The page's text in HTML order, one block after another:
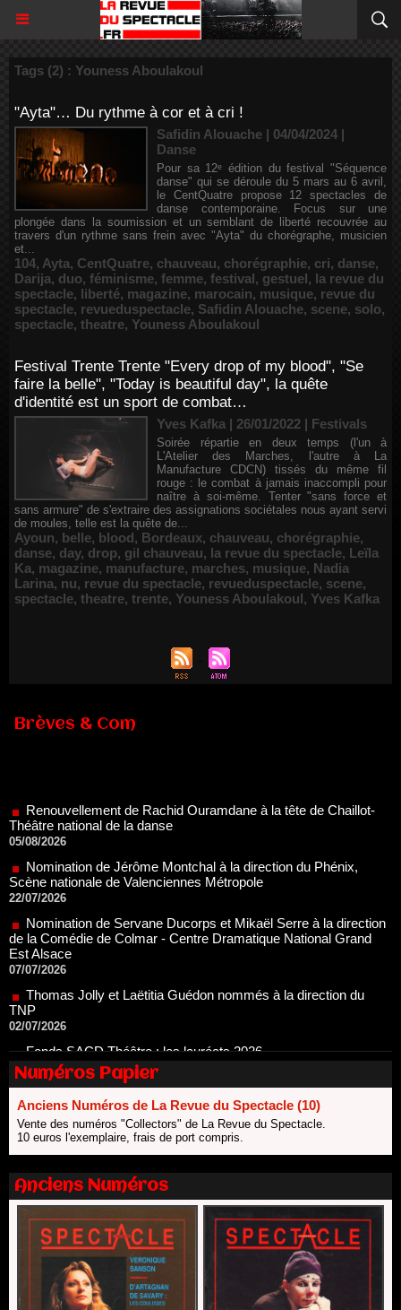
Tags (2) : Youness Aboulakoul
"Ayta"… Du rythme à cor et à cri !
Safidin Alouache | 04/04/2024 |
Danse
Pour sa 12ᵉ édition du festival "Séquence
danse" qui se déroule du 5 mars au 6 avril,
le CentQuatre propose 12 spectacles de
danse contemporaine. Focus sur une
plongée dans la soumission et un semblant de liberté recouvrée au
travers d'un rythme sans frein avec "Ayta" du chorégraphe, musicien
et...
104, Ayta, CentQuatre, chauveau, chorégraphie, cri, danse,
Darija, duo, féminisme, femme, festival, gestuel, la revue du
spectacle, liberté, magazine, marocain, musique, revue du
spectacle, revueduspectacle, Safidin Alouache, scene, solo,
spectacle, theatre, Youness Aboulakoul
Festival Trente Trente "Every drop of my blood", "Se
faire la belle", "Today is beautiful day", la quête
d'identité est un sport de combat…
Yves Kafka | 26/01/2022 | Festivals
Soirée répartie en deux temps (l'un à
L'Atelier des Marches, l'autre à La
Manufacture CDCN) tissés du même fil
rouge : le combat à jamais inaccompli pour
naître à soi-même. Tenter "sans force et
sans armure" de s'extraire des assignations sociétales nous ayant servi
de moules, telle est la quête de...
Ayoun, belle, blood, Bordeaux, chauveau, chorégraphie,
danse, day, drop, gil chauveau, la revue du spectacle, Leïla
Ka, magazine, manufacture, marches, musique, Nadia
Larina, nu, revue du spectacle, revueduspectacle, scene,
spectacle, theatre, trente, Youness Aboulakoul, Yves Kafka
Brèves & Com
05/08/2026
Nomination de Jérôme Montchal à la direction du Phénix,
Scène nationale de Valenciennes Métropole
22/07/2026
Nomination de Servane Ducorps et Mikaël Serre à la direction
de la Comédie de Colmar - Centre Dramatique National Grand
Est Alsace
07/07/2026
Thomas Jolly et Laëtitia Guédon nommés à la direction du
TNP
02/07/2026
Fonds SACD Théâtre : les lauréats 2026
23/06/2026
Dispositif ARTCENA Écrire pour le cirque, les lauréats 2026 !
20/06/2026
Le palmarès des prix SACD 2026
18/06/2026
Les 10 lauréats du Fonds Grandes Formes Théâtre 2026
SACD
13/06/2026
Nomination de Nathalie Garraud et Olivier Saccomano à la
direction du Théâtre de Gennevilliers - CDN
13/06/2026
Dispositif SACD Auteurs d'espaces : les lauréats 2026
18/03/2026
Numéros Papier
Anciens Numéros de La Revue du Spectacle (10)
Vente des numéros "Collectors" de La Revue du Spectacle.
10 euros l'exemplaire, frais de port compris.
Anciens Numéros